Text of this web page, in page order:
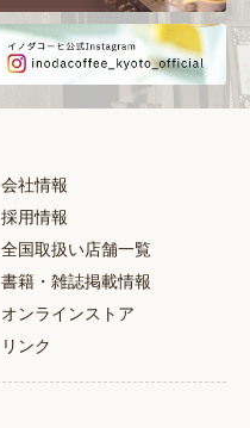
会社情報
採用情報
全国取扱い店舗一覧
書籍・雑誌掲載情報
オンラインストア
リンク